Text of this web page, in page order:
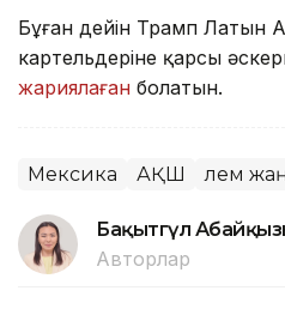
Бұған дейін Трамп Латын
картельдеріне қарсы
жариялаған болатын.
Мексика АҚШ Әлем
Бақытгүл
Авторлар